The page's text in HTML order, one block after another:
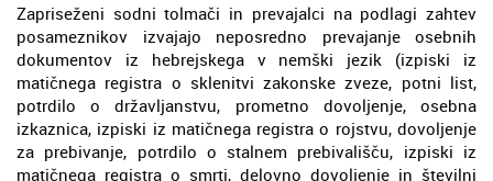
Zapriseženi sodni tolmači in prevajalci na podlagi zahtev
posameznikov izvajajo neposredno prevajanje osebnih
dokumentov iz hebrejskega v nemški jezik (izpiski iz
matičnega registra o sklenitvi zakonske zveze, potni list,
potrdilo o državljanstvu, prometno dovoljenje, osebna
izkaznica, izpiski iz matičnega registra o rojstvu, dovoljenje
za prebivanje, potrdilo o stalnem prebivališču, izpiski iz
matičnega registra o smrti, delovno dovoljenje in številni